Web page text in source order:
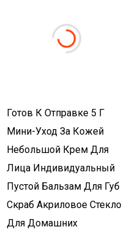
Готов К Отправке 5 Г
Мини-Уход За Кожей
Небольшой Крем Для
Лица Индивидуальный
Пустой Бальзам Для Губ
Скраб Акриловое Стекло
Для Домашних